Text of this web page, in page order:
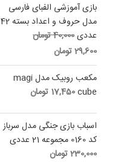
بازی آموزشی الفبای فارسی
مدل حروف و اعداد بسته 42
عددی40,000تومانOriginal
was:
40,000 تومان.
29,600تومان
price
is:
29,600 تومان.
مکعب روبیک مدل magi
cube
17,450 تومان
اسباب بازی جنگی مدل سرباز
کد 0160 مجموعه 21 عددی
230,000تومان